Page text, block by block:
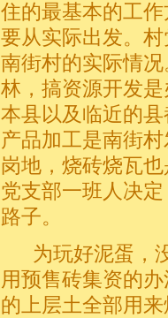
住的最基本的工
要从实际出发。
南街村的实际情
林，搞资源开发
本县以及临近的
产品加工是南街
岗地，烧砖烧瓦
党支部一班人决
路子。
为玩好泥蛋，没
用预售砖集资的
的上层土全部用